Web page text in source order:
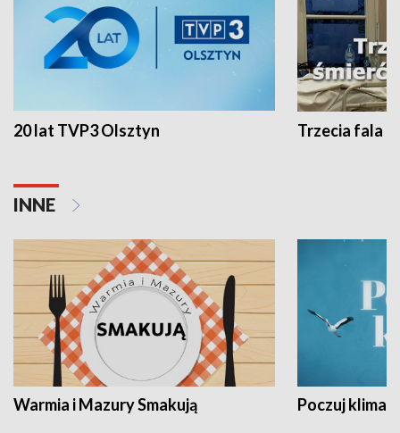
20 lat TVP3 Olsztyn Trzecia fala -
INNE
Warmia i Mazury Smakują Poczuj klimat